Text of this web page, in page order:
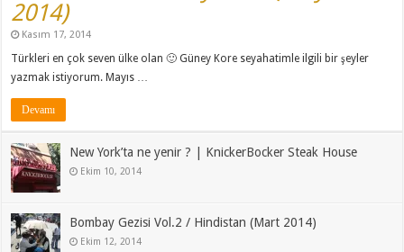
2014)
Kasım 17, 2014
Türkleri en çok seven ülke olan 🙂 Güney Kore seyahatimle ilgili bir şeyler
yazmak istiyorum. Mayıs …
Devamı
New York’ta ne yenir ? | KnickerBocker Steak House
Ekim 10, 2014
Bombay Gezisi Vol.2 / Hindistan (Mart 2014)
Ekim 12, 2014